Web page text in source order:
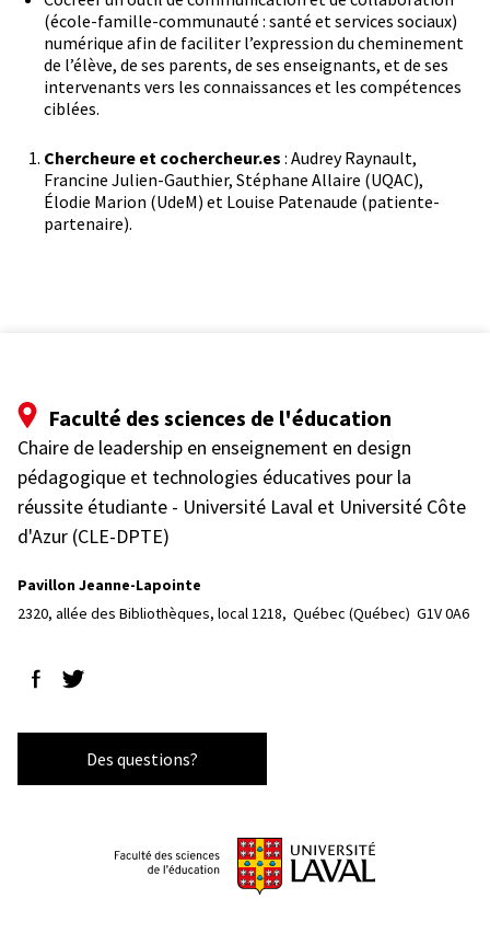
(école-famille-communauté : santé et services sociaux)
numérique afin de faciliter l’expression du cheminement
de l’élève, de ses parents, de ses enseignants, et de ses
intervenants vers les connaissances et les compétences
ciblées.
Chercheure et cochercheur.es : Audrey Raynault,
Francine Julien-Gauthier, Stéphane Allaire (UQAC),
Élodie Marion (UdeM) et Louise Patenaude (patiente-
partenaire).
Faculté des sciences de l'éducation
Chaire de leadership en enseignement en design
pédagogique et technologies éducatives pour la
réussite étudiante - Université Laval et Université Côte
d'Azur (CLE-DPTE)
Pavillon Jeanne-Lapointe
2320, allée des Bibliothèques, local 1218, Québec (Québec)  G1V 0A6
Suivez-nous sur Facebook
Suivez-nous sur Twitter
Des questions?